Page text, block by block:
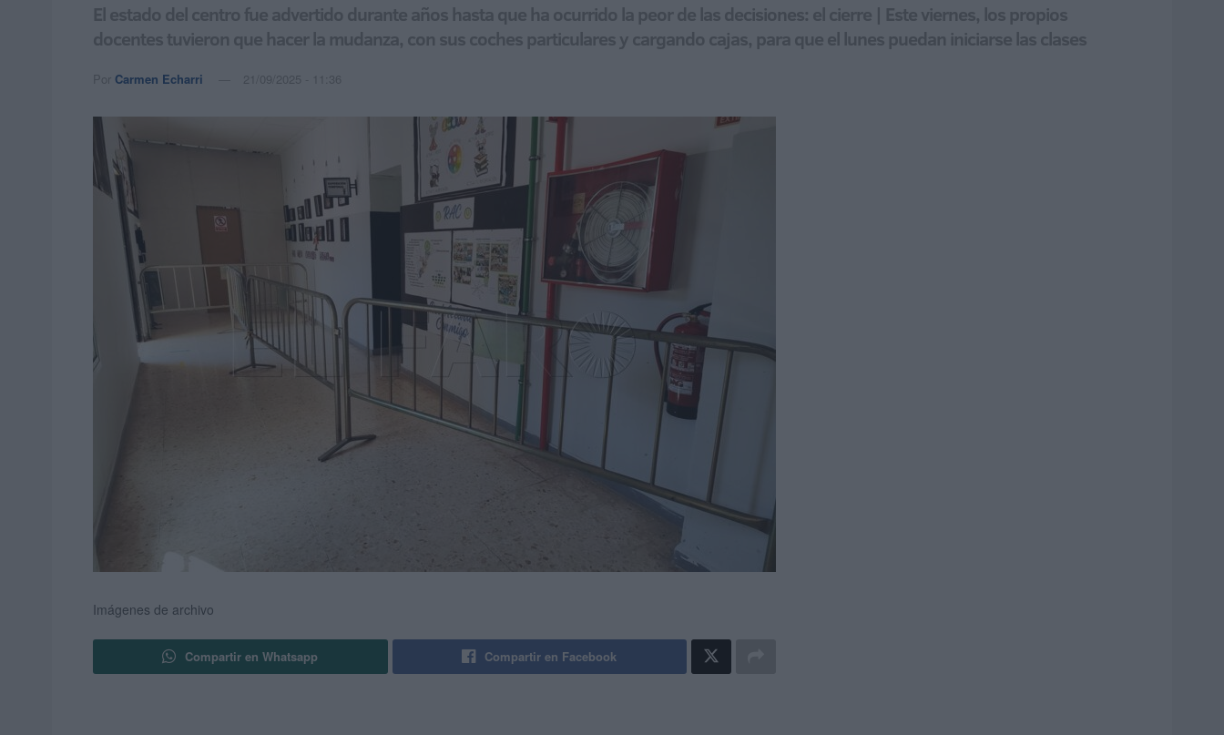
El estado del centro fue advertido durante años hasta que ha ocurrido la peor de las decisiones: el cierre | Este viernes, los propios
docentes tuvieron que hacer la mudanza, con sus coches particulares y cargando cajas, para que el lunes puedan iniciarse las clases
Por Carmen Echarri 21/09/2025 - 11:36
Imágenes de archivo
Compartir en Whatsapp Compartir en Facebook